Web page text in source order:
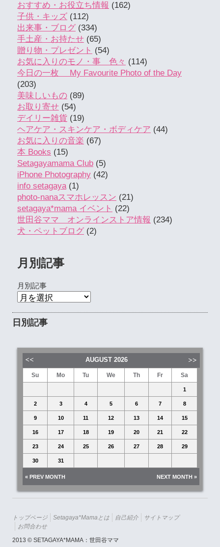
おすすめ・お役立ち情報 (162)
子供・キッズ (112)
出来事・ブログ (334)
手土産・お持たせ (65)
贈り物・プレゼント (54)
お気に入りのモノ・事 色々 (114)
今日の一枚 My Favourite Photo of the Day
(203)
美味しいもの (89)
お取り寄せ (54)
デイリー雑貨 (19)
ヘアケア・スキンケア・ボディケア (44)
お気に入りの音楽 (67)
本 Books (15)
Setagayamama Club (5)
iPhone Photography (42)
info setagaya(1)
photo-nanaスマホレッスン (21)
setagaya*mama イベント (22)
世田谷ママ オンラインストア情報 (234)
犬・ペットブログ (2)
月別記事
月別記事
日別記事
AUGUST 2026
Su Mo Tu We Th Fr Sa
1
2 3 4 5 6 7 8
9 10 11 12 13 14 15
16 17 18 19 20 21 22
23 24 25 26 27 28 29
30 31
« PREV MONTH NEXT MONTH »
トップページ Setagaya*mamaとは 自己紹介
サイトマップ
お問合わせ
2013 © SETAGAYA*MAMA：世田谷ママ